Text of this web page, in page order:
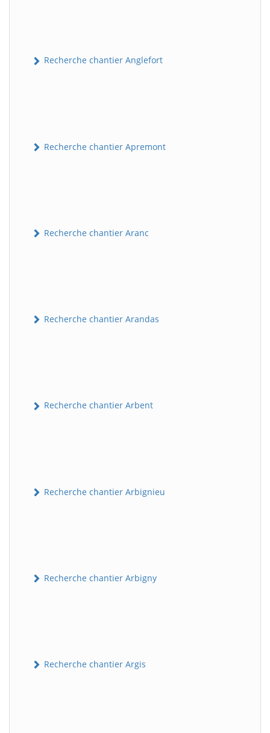
Recherche chantier Anglefort
Recherche chantier Apremont
Recherche chantier Aranc
Recherche chantier Arandas
Recherche chantier Arbent
Recherche chantier Arbignieu
Recherche chantier Arbigny
Recherche chantier Argis